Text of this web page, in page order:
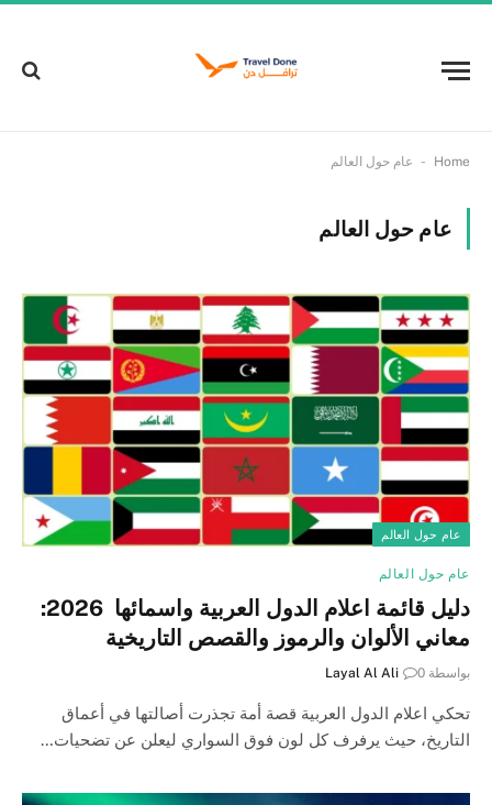
Home
- عام حول العالم
عام حول العالم
عام حول العالم
عام حول العالم
دليل قائمة اعلام الدول العربية واسمائها 2026:
معاني الألوان والرموز والقصص التاريخية
بواسطة Layal Al Ali 0
تحكي اعلام الدول العربية قصة أمة تجذرت أصالتها في أعماق
التاريخ، حيث يرفرف كل لون فوق السواري ليعلن عن تضحيات…